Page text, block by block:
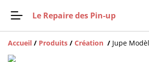
Le Repaire des Pin-up
Accueil / Produits / Création / Jupe